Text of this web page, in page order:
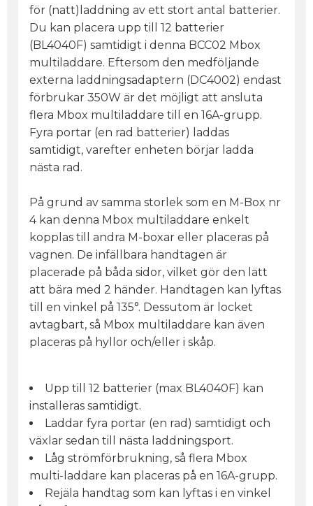
för (natt)laddning av ett stort antal batterier.
Du kan placera upp till 12 batterier
(BL4040F) samtidigt i denna BCC02 Mbox
multiladdare. Eftersom den medföljande
externa laddningsadaptern (DC4002) endast
förbrukar 350W är det möjligt att ansluta
flera Mbox multiladdare till en 16A-grupp.
Fyra portar (en rad batterier) laddas
samtidigt, varefter enheten börjar ladda
nästa rad.
På grund av samma storlek som en M-Box nr
4 kan denna Mbox multiladdare enkelt
kopplas till andra M-boxar eller placeras på
vagnen. De infällbara handtagen är
placerade på båda sidor, vilket gör den lätt
att bära med 2 händer. Handtagen kan lyftas
till en vinkel på 135°. Dessutom är locket
avtagbart, så Mbox multiladdare kan även
placeras på hyllor och/eller i skåp.
Upp till 12 batterier (max BL4040F) kan
installeras samtidigt.
Laddar fyra portar (en rad) samtidigt och
växlar sedan till nästa laddningsport.
Låg strömförbrukning, så flera Mbox
multi-laddare kan placeras på en 16A-grupp.
Rejäla handtag som kan lyftas i en vinkel